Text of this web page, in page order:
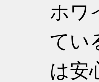
ホワ
てい
は安